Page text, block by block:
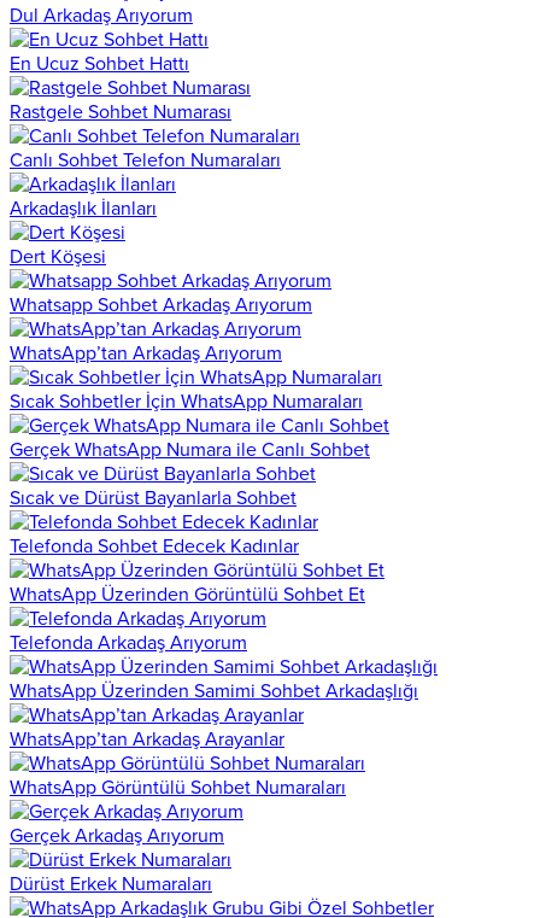
Dul Arkadaş Arıyorum
En Ucuz Sohbet Hattı
Rastgele Sohbet Numarası
Canlı Sohbet Telefon Numaraları
Arkadaşlık İlanları
Dert Köşesi
Whatsapp Sohbet Arkadaş Arıyorum
WhatsApp’tan Arkadaş Arıyorum
Sıcak Sohbetler İçin WhatsApp Numaraları
Gerçek WhatsApp Numara ile Canlı Sohbet
Sıcak ve Dürüst Bayanlarla Sohbet
Telefonda Sohbet Edecek Kadınlar
WhatsApp Üzerinden Görüntülü Sohbet Et
Telefonda Arkadaş Arıyorum
WhatsApp Üzerinden Samimi Sohbet Arkadaşlığı
WhatsApp’tan Arkadaş Arayanlar
WhatsApp Görüntülü Sohbet Numaraları
Gerçek Arkadaş Arıyorum
Dürüst Erkek Numaraları